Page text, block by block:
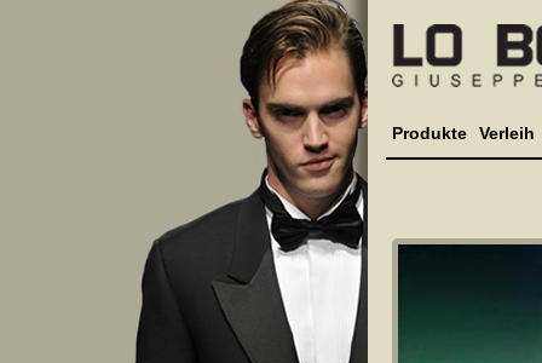
Produkte Verleih